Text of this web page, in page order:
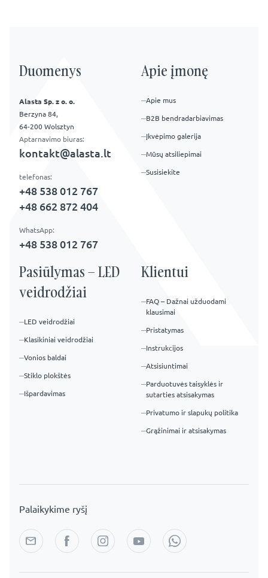
Apie įmonę
Apie mus
B2B bendradarbiavimas
Įkvėpimo galerija
Mūsų atsiliepimai
Susisiekite
Pasiūlymas – LED
veidrodžiai
LED veidrodžiai
Klasikiniai veidrodžiai
Vonios baldai
Stiklo plokštės
Išpardavimas
Klientui
FAQ – Dažnai užduodami
klausimai
Pristatymas
Instrukcijos
Atsisiuntimai
Parduotuvės taisyklės ir
sutarties atsisakymas
Privatumo ir slapukų politika
Grąžinimai ir atsisakymas
Duomenys
Alasta Sp. z o. o.
Berzyna 84,
64-200 Wolsztyn
Aptarnavimo biuras:
kontakt@alasta.lt
telefonas:
+48 538 012 767
+48 662 872 404
WhatsApp:
+48 538 012 767
Palaikykime ryšį